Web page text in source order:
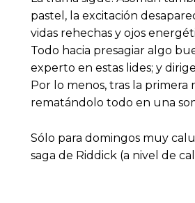
pastel, la excitación
vidas rehechas y ojos
Todo hacia presagiar algo
experto en estas lides; y
Por lo menos, tras la primera
rematándolo todo en una
Sólo para domingos muy
saga de Riddick (a nivel de